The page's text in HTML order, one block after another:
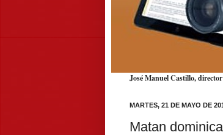
José Manuel Castillo,
MARTES, 21 DE MAYO DE
Matan